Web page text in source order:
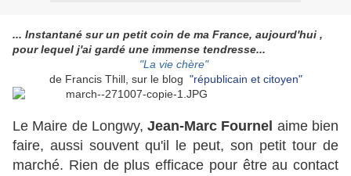
... Instantané sur un petit coin de ma France, aujourd'hui ,
pour lequel j'ai gardé une immense tendresse...
"La vie chère"
de Francis Thill, sur le blog "républicain et citoyen"
Le Maire de Longwy,Jean-Marc Fournel aime bien
faire, aussi souvent qu'il le peut, son petit tour de
marché. Rien de plus efficace pour être au contact